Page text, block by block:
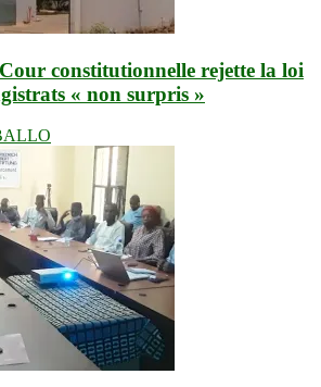
constitutionnelle rejette la loi
« non surpris »